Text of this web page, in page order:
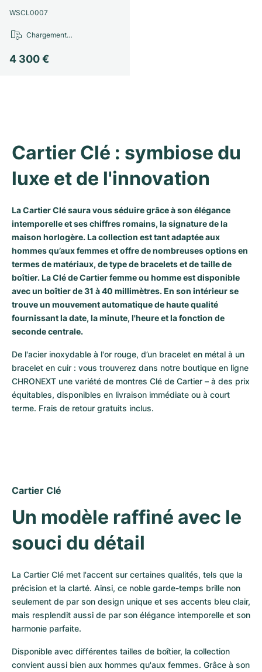
Milgauss
Sky-Dweller
Submariner
Montres pour femmes
Ronde
Baignoire
Ballon Blanc
Roadster
Montres d'occasion
Montres pour femmes
Professional
Super Avenger
Galactic
Montbrillant
Montres d'occasion
Montres pour femmes
Formula 1
Portofino
GST
Vintage
Montres d'occasion
Spirit of Big Bang
WSCL0007
4 300 €
Chargement…
Cartier Clé : symbiose du
luxe et de l'innovation
La Cartier Clé saura vous séduire grâce à son élégance
intemporelle et ses chiffres romains, la signature de la
maison horlogère. La collection est tant adaptée aux
hommes qu’aux femmes et offre de nombreuses options en
termes de matériaux, de type de bracelets et de taille de
boîtier. La Clé de Cartier femme ou homme est disponible
avec un boîtier de 31 à 40 millimètres. En son intérieur se
trouve un mouvement automatique de haute qualité
fournissant la date, la minute, l'heure et la fonction de
seconde centrale.
De l'acier inoxydable à l'or rouge, d’un bracelet en métal à un
bracelet en cuir : vous trouverez dans notre boutique en ligne
CHRONEXT une variété de montres Clé de Cartier – à des prix
équitables, disponibles en livraison immédiate ou à court
terme. Frais de retour gratuits inclus.
Cartier Clé
Un modèle raffiné avec le
souci du détail
La Cartier Clé met l'accent sur certaines qualités, tels que la
précision et la clarté. Ainsi, ce noble garde-temps brille non
seulement de par son design unique et ses accents bleu clair,
mais resplendit aussi de par son élégance intemporelle et son
harmonie parfaite.
Disponible avec différentes tailles de boîtier, la collection
convient aussi bien aux hommes qu'aux femmes. Grâce à son